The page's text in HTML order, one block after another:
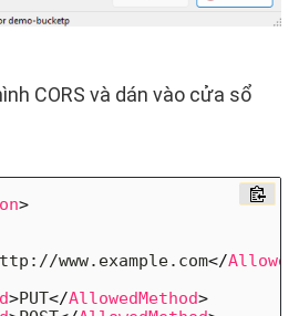
CORS và dán vào cửa sổ
>
www.example.com</
>PUT</AllowedMethod>